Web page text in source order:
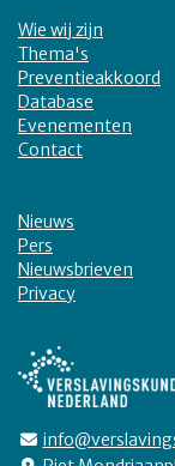
Wie wij zijn
Thema's
Preventieakkoord
Database
Evenementen
Contact
Nieuws
Pers
Nieuwsbrieven
Privacy